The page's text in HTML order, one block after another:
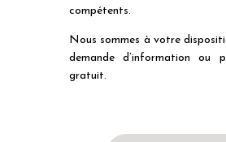
compétents.
Nous sommes à votre
demande d’information ou
gratuit.